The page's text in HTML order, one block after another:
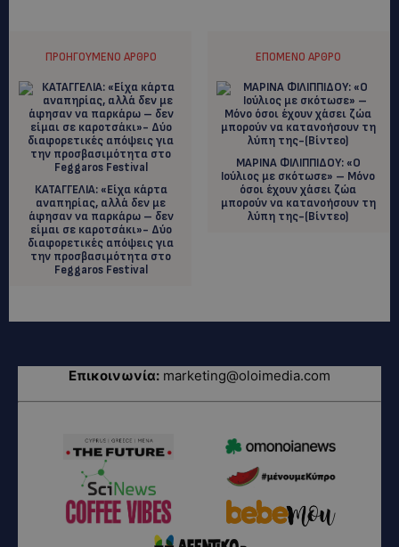
ΠΡΟΗΓΟΎΜΕΝΟ ΆΡΘΡΟ
ΚΑΤΑΓΓΕΛΙΑ: «Είχα κάρτα
αναπηρίας, αλλά δεν με
άφησαν να παρκάρω – δεν
είμαι σε καροτσάκι»- Δύο
διαφορετικές απόψεις για
την προσβασιμότητα στο
Feggaros Festival
ΕΠΌΜΕΝΟ ΆΡΘΡΟ
ΜΑΡΙΝΑ ΦΙΛΙΠΠΙΔΟΥ: «Ο
Ιούλιος με σκότωσε» – Μόνο
όσοι έχουν χάσει ζώα
μπορούν να κατανοήσουν τη
λύπη της-(Βίντεο)
Επικοινωνία: marketing@oloimedia.com